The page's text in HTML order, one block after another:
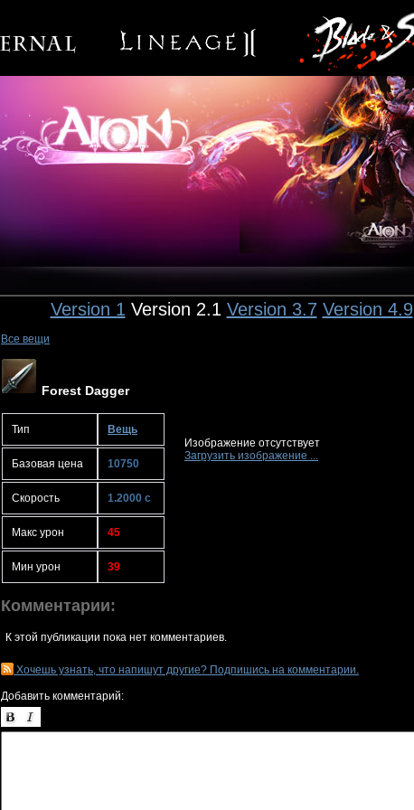
Version 1 Version 2.1 Version 3.7 Version 4.9
Все вещи
Forest Dagger
Тип Вещь
Базовая цена 10750
Скорость 1.2000 с
Макс урон 45
Мин урон 39
Изображение отсутствует
Загрузить изображение ...
Комментарии:
К этой публикации пока нет комментариев.
Хочешь узнать, что напишут другие? Подпишись на комментарии.
Добавить комментарий: